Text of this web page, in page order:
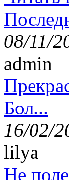
08/11/
admin
Бол...
16/02/
lilya
Не